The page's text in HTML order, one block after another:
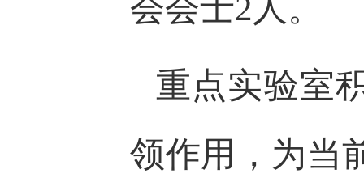
会会士2人。
重点实验室
领作用，为当